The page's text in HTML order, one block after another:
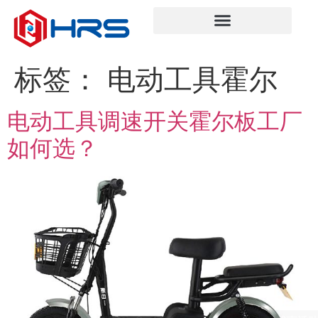
标签： 电动工具霍尔
电动工具调速开关霍尔板工厂
如何选？